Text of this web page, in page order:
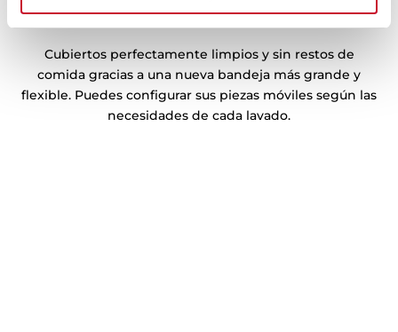
MultiFlex
Cubiertos perfectamente limpios y sin restos de
comida gracias a una nueva bandeja más grande y
flexible. Puedes configurar sus piezas móviles según las
necesidades de cada lavado.